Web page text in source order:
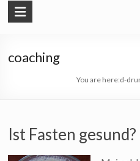
coaching
You are here:d-
Ist Fasten gesund?